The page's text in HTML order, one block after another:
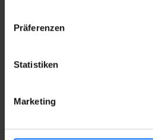
Präferenzen
Statistiken
Marketing
WIR